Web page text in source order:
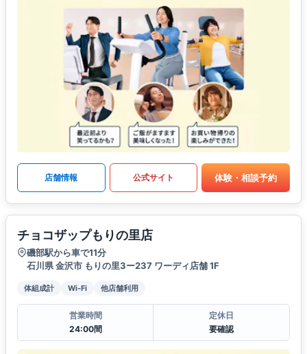
店舗情報 公式サイト 体験・相談予約
チョコザップもりの里店
磯部駅から車で11分
石川県 金沢市 もりの里3ー237 ワーディ店舗 1F
体組成計 Wi-Fi 他店舗利用
営業時間
24:00間
定休日
要確認